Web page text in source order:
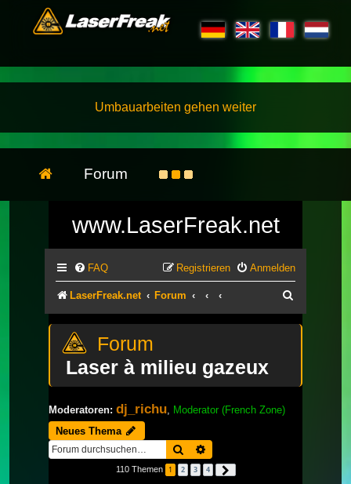
Umbauarbeiten gehen weiter
Forum
www.LaserFreak.net
FAQ Anmelden
Registrieren
LaserFreak.net Forum
Laser à milieu gazeux
Moderatoren: dj_richu Moderator (French Zone)
Neues Thema
Suche
110 Themen 1 2 3 4